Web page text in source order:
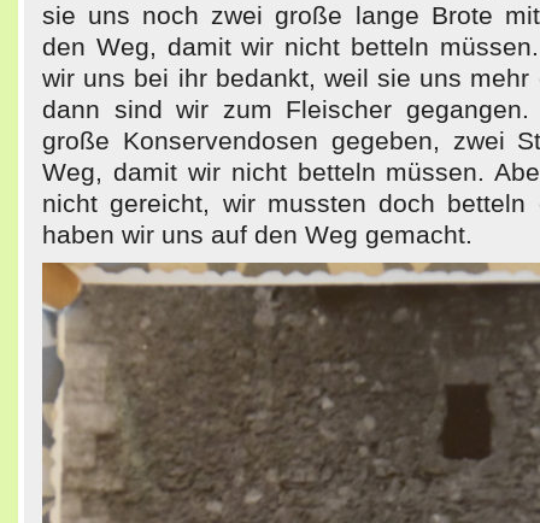
sie uns noch zwei große lange Brote
den Weg, damit wir nicht betteln
wir uns bei ihr bedankt, weil sie uns mehr
dann sind wir zum Fleischer
große Konservendosen gegeben, zwei
Weg, damit wir nicht betteln müssen.
nicht gereicht, wir mussten doch betteln
haben wir uns auf den Weg gemacht.